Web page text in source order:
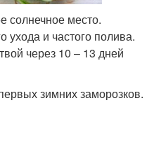
солнечное место.
ухода и частого полива.
через 10 – 13 дней
зимних заморозков.